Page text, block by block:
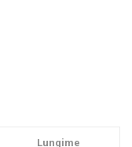
Lungime